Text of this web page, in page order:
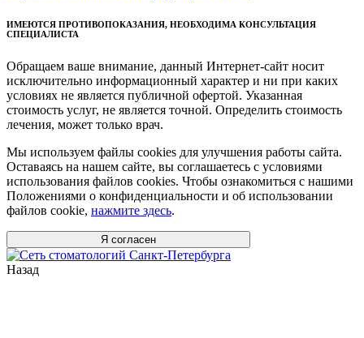
ИМЕЮТСЯ ПРОТИВОПОКАЗАНИЯ, НЕОБХОДИМА КОНСУЛЬТАЦИЯ
СПЕЦИАЛИСТА
Обращаем ваше внимание, данный Интернет-сайт носит
исключительно информационный характер и ни при каких
условиях не является публичной офертой. Указанная
стоимость услуг, не является точной. Определить стоимость
лечения, может только врач.
Мы используем файлы cookies для улучшения работы сайта.
Оставаясь на нашем сайте, вы соглашаетесь с условиями
использования файлов cookies. Чтобы ознакомиться с нашими
Положениями о конфиденциальности и об использовании
файлов cookie, нажмите здесь.
Я согласен
Назад